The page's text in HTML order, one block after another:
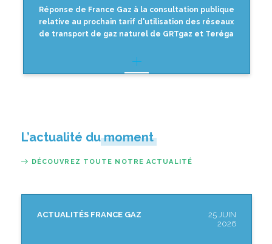
Réponse de France Gaz à la consultation publique
relative au prochain tarif d'utilisation des réseaux
de transport de gaz naturel de GRTgaz et Teréga
L’actualité du moment
DÉCOUVREZ TOUTE NOTRE ACTUALITÉ
ACTUALITÉS FRANCE GAZ
25 JUIN
2026